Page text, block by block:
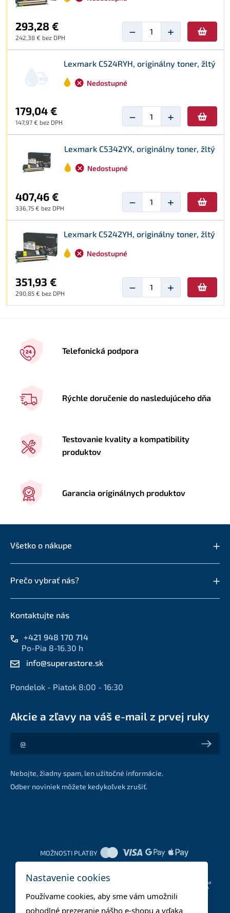
293,28 €
242,38 € bez DPH − +
Lexmark C524RYH, originálny toner, žltý
Nedostupné
179,04 €
147,97 € bez DPH − +
Lexmark C5342YX, originálny toner, žltý
Nedostupné
407,46 €
336,75 € bez DPH − +
Lexmark C5242YH, originálny toner, žltý
Nedostupné
351,93 €
290,85 € bez DPH − +
Telefonická podpora
Rýchle doručenie do nasledujúceho dňa
Testovanie kvality a kompatibility
produktov
Garancia originálnych produktov
Všetko o nákupe
Prečo vybrať nás?
Kontaktujte nás
+421 948 170 714
Po-Pia 8-16.30 h
info@superastore.sk
Pondelok - Piatok 8:00 - 16:30
Akcie a zľavy na váš e-mail z prvej ruky
Akcie a zľavy na váš e-mail z prvej ruky
Nebojte, žiadny spam, len užitočné informácie.
Odber noviniek môžete kedykoľvek zrušiť.
MOŽNOSTI PLATBY
Nastavenie cookies
Používame cookies, aby sme vám umožnili
pohodlné prezeranie nášho e-shopu a vďaka